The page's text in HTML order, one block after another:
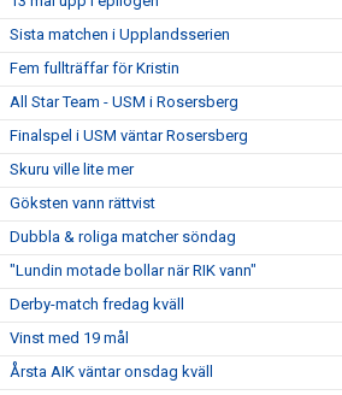
Sista matchen i Upplandsserien
Fem fullträffar för Kristin
All Star Team - USM i Rosersberg
Finalspel i USM väntar Rosersberg
Skuru ville lite mer
Göksten vann rättvist
Dubbla & roliga matcher söndag
"Lundin motade bollar när RIK vann"
Derby-match fredag kväll
Vinst med 19 mål
Årsta AIK väntar onsdag kväll